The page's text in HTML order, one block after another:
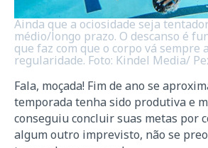
Ainda que a ociosidade seja
médio/longo prazo. O descanso é
que faz com que o corpo vá sempre
regularidade. Foto: Kindel Media/
Fala, moçada! Fim de ano se
temporada tenha sido produtiva e
conseguiu concluir suas metas por
algum outro imprevisto, não se